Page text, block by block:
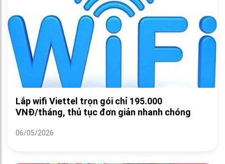
Lắp wifi Viettel trọn gói chỉ 195.000
VNĐ/tháng, thủ tục đơn giản nhanh chóng
06/05/2026